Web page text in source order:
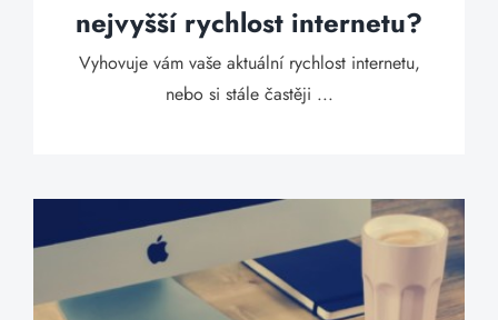
nejvyšší rychlost internetu?
Vyhovuje vám vaše aktuální rychlost internetu,
nebo si stále častěji ...